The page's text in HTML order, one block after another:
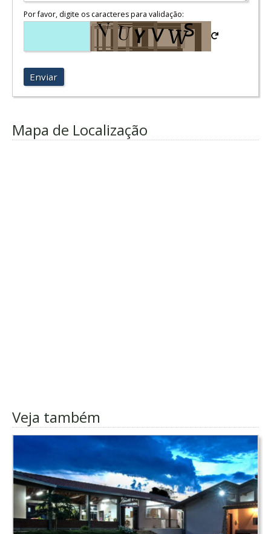
Por favor, digite os caracteres para validação:
Enviar
Mapa de Localização
Veja também